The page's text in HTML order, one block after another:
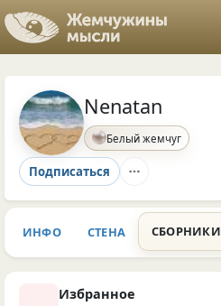
Nenatan
Белый жемчуг
Подписаться
ИНФО СТЕНА СБОРНИКИ
Избранное